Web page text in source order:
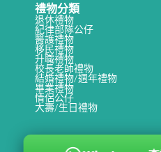
禮物分類
退休禮物
紀律部隊公仔
醫護禮物
移民禮物
升職禮物
校長老師禮物
結婚禮物/週年禮物
畢業禮物
情侶公仔
大壽/生日禮物